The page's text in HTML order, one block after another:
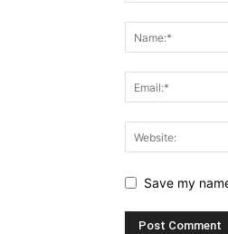
Save my